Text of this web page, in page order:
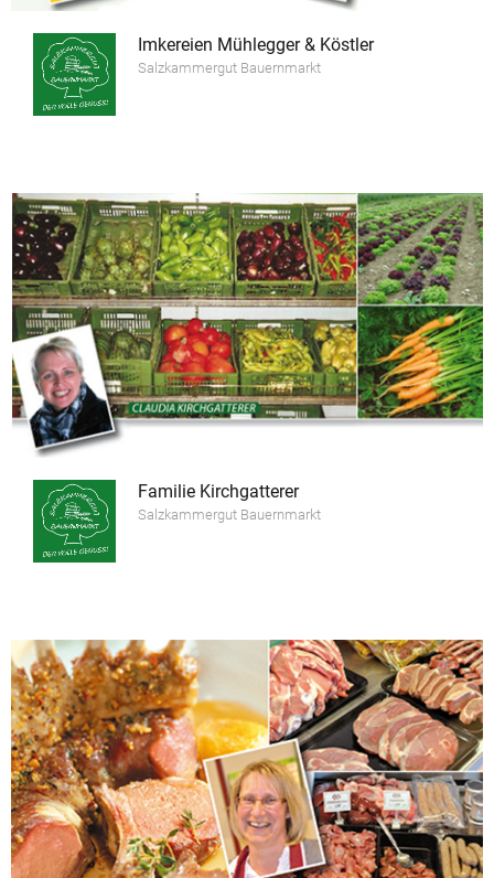
Imkereien Mühlegger & Köstler
Salzkammergut Bauernmarkt
Familie Kirchgatterer
Salzkammergut Bauernmarkt